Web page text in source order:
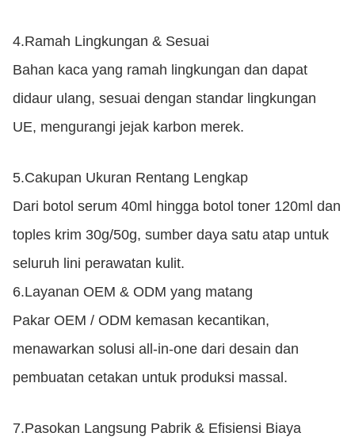
4.Ramah Lingkungan & Sesuai
Bahan kaca yang ramah lingkungan dan dapat
didaur ulang, sesuai dengan standar lingkungan
UE, mengurangi jejak karbon merek.
5.Cakupan Ukuran Rentang Lengkap
Dari botol serum 40ml hingga botol toner 120ml dan
toples krim 30g/50g, sumber daya satu atap untuk
seluruh lini perawatan kulit.
6.Layanan OEM & ODM yang matang
Pakar OEM / ODM kemasan kecantikan,
menawarkan solusi all-in-one dari desain dan
pembuatan cetakan untuk produksi massal.
7.Pasokan Langsung Pabrik & Efisiensi Biaya